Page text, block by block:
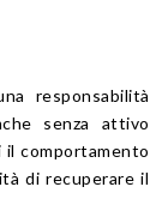
responsabilità
senza attivo
comportamento
di recuperare il